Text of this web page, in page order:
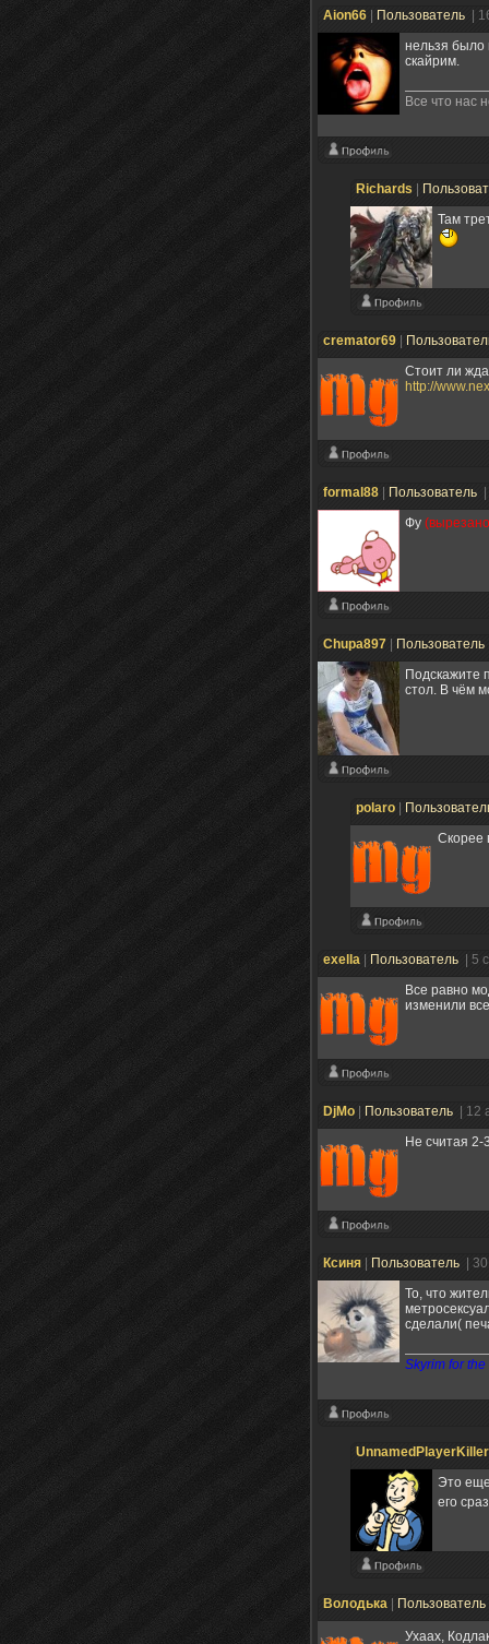
Aion66 Пользователь
|
нельзя было
скайрим.
Все что нас
Richards
Там
cremator69
Стоит ли
http://
formal88 Пользователь
Фу
Chupa897 Пользователь
Подскажите
стол. В чём
polaro
Скорее
exella Пользователь
| 5
Все равно
изменили
DjMo Пользователь
| 12
Не считая 2-
Ксиня Пользователь
|
То, что
сделали(
Skyrim for
UnnamedPlayerKiller
Это
его
Володька Пользователь
Ухаах,